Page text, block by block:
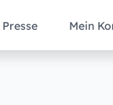
Presse Mein